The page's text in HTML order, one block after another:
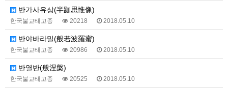
반가사유상(半跏思惟像)
한국불교태고종 20218 2018.05.10
반야바라밀(般若波羅蜜)
한국불교태고종 20986 2018.05.10
반열반(般涅槃)
한국불교태고종 20525 2018.05.10